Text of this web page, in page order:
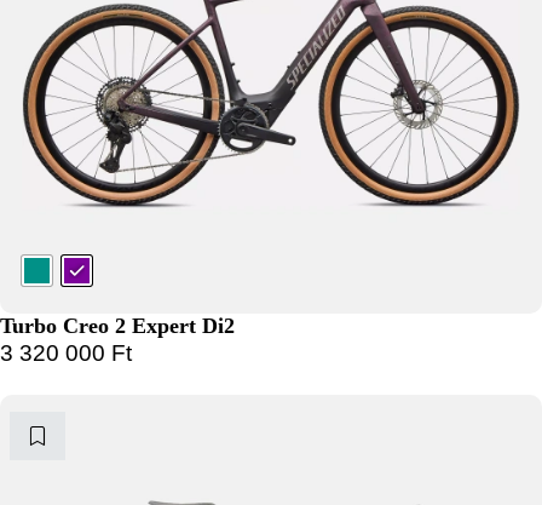
Turbo Creo 2 Expert Di2
3 320 000 Ft